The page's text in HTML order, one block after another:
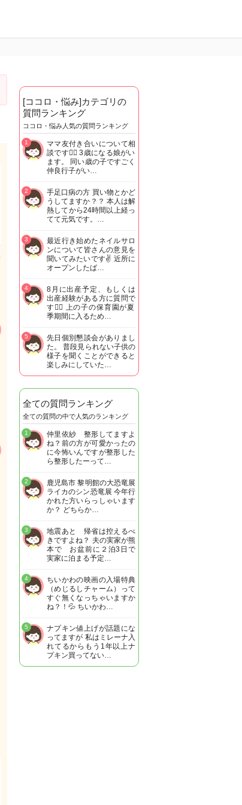
[ココロ・悩み]カテゴリの
質問ランキング
ココロ・悩み人気の質問ランキング
ママ友付き合いについて相
談です🙇‍♂️ 3歳になる娘がい
ます。 同い歳の子ですごく
仲良行子がい…
1
手足口病の方 買い物とかど
うしてますか？？ 本人は解
熱してから24時間以上経っ
てて元気です。…
2
最近行き始めたネイルサロ
ンについて皆さんの意見を
聞いてみたいです✌️ 近所に
オープンしたば…
3
8月に出産予定、もしくは
出産経験がある方に質問で
す🙋‍♀️ 上の子の保育園が夏
季期間に入るため…
4
先日個別懇談会がありまし
た。 普段見られない子供の
様子を聞くことができると
楽しみにしていた…
5
全ての質問ランキング
全ての質問の中で人気のランキング
仲里依紗 整形してますよ
ね？前の方が可愛かったの
に今怖いんですが整形した
ら整形したーって…
1
鹿児島市 黎明館の大恐竜展
ライカのシン恐竜展 今年行
かれた方いらっしゃいます
か？ どちらか…
2
地震あと 帰省は控えるべ
きですよね？ 夫の実家が熊
本で お盆前に２泊3日で
実家に泊まる予定…
3
ちいかわの映画の入場特典
（めじるしチャーム）って
すぐ無くなっちゃいますか
ね？！💦 ちいかわ…
4
ナプキン値上げが話題にな
ってますが 私はミレーナ入
れてるからもう1年以上ナ
プキン買ってない…
5